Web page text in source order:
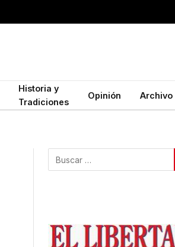
Historia y
Tradiciones
Opinión Archivo